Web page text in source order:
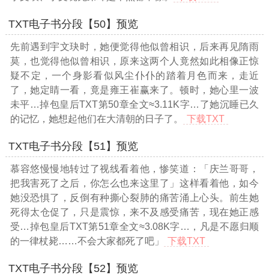
TXT电子书分段【50】预览
先前遇到宇文玦时，她便觉得他似曾相识，后来再见隋雨
莫，也觉得他似曾相识，原来这两个人竟然如此相像正惊
疑不定，一个身影看似风尘仆仆的踏着月色而来，走近
了，她定睛一看，竟是雍王崔赢来了。顿时，她心里一波
未平…掉包皇后TXT第50章全文≈3.11K字… 了她沉睡已久
的记忆，她想起他们在大清朝的日子了。
下载TXT
TXT电子书分段【51】预览
慕容悠慢慢地转过了视线看着他，惨笑道：「庆兰哥哥，
把我害死了之后，你怎么也来这里了」这样看着他，如今
她没恐惧了，反倒有种撕心裂肺的痛苦涌上心头。前生她
死得太仓促了，只是震惊，来不及感受痛苦，现在她正感
受…掉包皇后TXT第51章全文≈3.08K字… ，凡是不愿归顺
的一律杖毙……不会大家都死了吧」
下载TXT
TXT电子书分段【52】预览